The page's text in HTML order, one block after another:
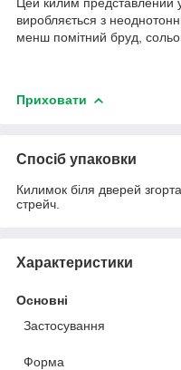
виробляється з
менш помітний бруд,
Приховати
Спосіб упаковки
Килимок біля дверей
стрейч.
Характеристики
Основні
Застосування
Форма